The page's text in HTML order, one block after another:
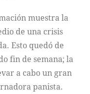
muestra la
de una crisis
Esto quedó de
fin de semana; la
a cabo un gran
panista.